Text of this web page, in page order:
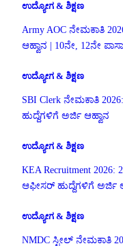
ಉದ್ಯೋಗ & ಶಿಕ್ಷಣ
Army AOC ನೇಮಕಾತಿ
ಆಹ್ವಾನ | 10ನೇ, 12ನೇ
ಉದ್ಯೋಗ & ಶಿಕ್ಷಣ
SBI Clerk ನೇಮಕಾತಿ
ಹುದ್ದೆಗಳಿಗೆ ಅರ್ಜಿ ಆಹ್ವಾನ
ಉದ್ಯೋಗ & ಶಿಕ್ಷಣ
KEA Recruitment
ಆಫೀಸರ್ ಹುದ್ದೆಗಳಿಗೆ ಅರ್ಜಿ
ಉದ್ಯೋಗ & ಶಿಕ್ಷಣ
NMDC ಸ್ಟೀಲ್ ನೇಮಕಾತಿ